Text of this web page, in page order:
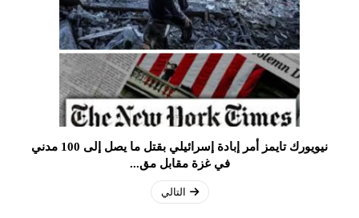
نيويورك تايمز أمر إبادة إسرائيلي بقتل ما يصل إلى 100 مدني
في غزة مقابل مق...
التالي